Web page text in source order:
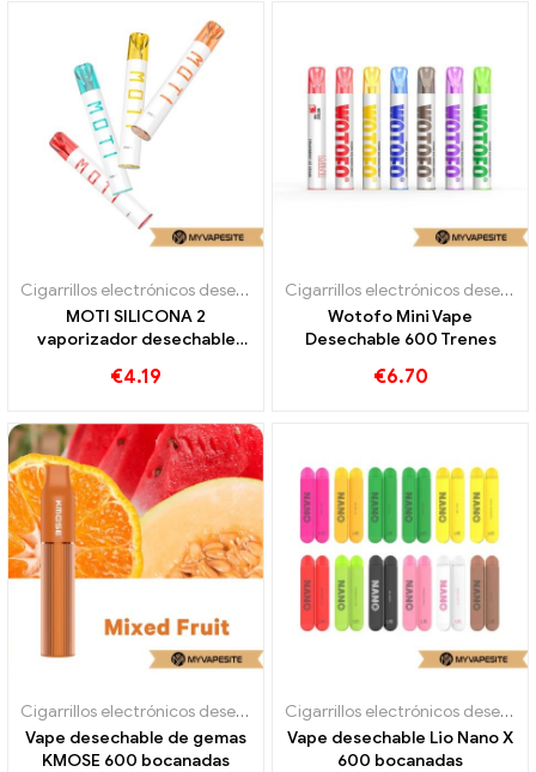
Cigarrillos electrónicos desechables
MOTI SILICONA 2
vaporizador desechable
€4.19
Cigarrillos electrónicos desechables
Wotofo Mini Vape
Desechable 600 Trenes
€6.70
Cigarrillos electrónicos desechables
Vape desechable de gemas
KMOSE 600 bocanadas
Cigarrillos electrónicos desechables
Vape desechable Lio Nano X
600 bocanadas